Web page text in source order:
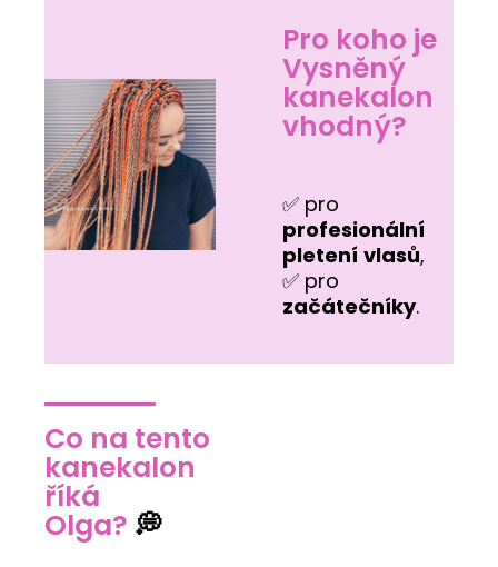
Pro koho je
Vysněný
kanekalon
vhodný?
✅ pro
profesionální
pletení vlasů,
✅ pro
začátečníky.
Co na tento
kanekalon
říká
Olga? 💭